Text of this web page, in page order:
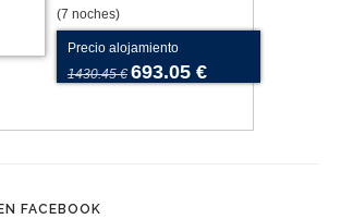
(7 noches)
Precio alojamiento
1430.45 € 693.05 €
FACEBOOK